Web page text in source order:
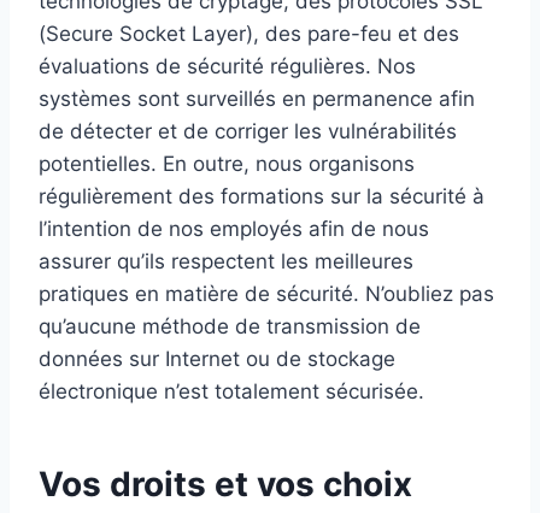
(Secure Socket Layer), des pare-feu et des
évaluations de sécurité régulières. Nos
systèmes sont surveillés en permanence afin
de détecter et de corriger les vulnérabilités
potentielles. En outre, nous organisons
régulièrement des formations sur la sécurité à
l’intention de nos employés afin de nous
assurer qu’ils respectent les meilleures
pratiques en matière de sécurité. N’oubliez pas
qu’aucune méthode de transmission de
données sur Internet ou de stockage
électronique n’est totalement sécurisée.
Vos droits et vos choix